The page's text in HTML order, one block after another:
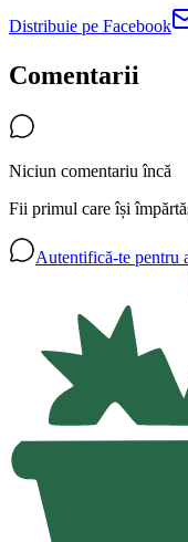
Distribuie pe Facebook
Comentarii
Niciun comentariu încă
Fii primul care își
Autentifică-te pentru